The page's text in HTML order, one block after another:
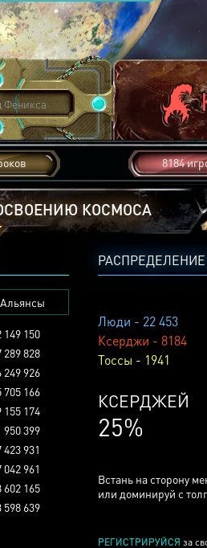
8184
КОСМОСА
Люди - 22 453
Ксерджи - 8184
Тоссы - 1941
КСЕРДЖЕЙ
25%
Встань на сторону
или доминируй с
РЕГИСТРИРУЙСЯ за
Альянсы
149 150
289 828
249 926
705 166
155 174
950 399
423 931
042 961
602 165
598 639